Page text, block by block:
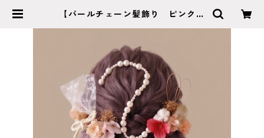
【パールチェーン髪飾り ピンク】
【成人式 卒業式 結婚式】特別な
日のヘッドアクセサリー・ブーケシ
ョップ